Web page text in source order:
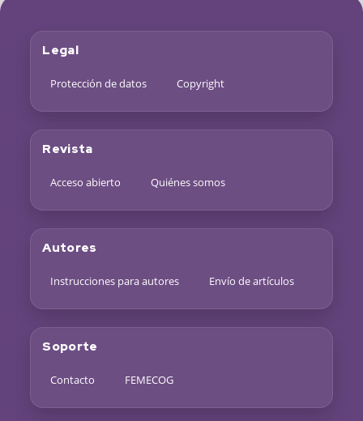
Legal
Protección de datos Copyright
Revista
Acceso abierto Quiénes somos
Autores
Instrucciones para autores Envío de artículos
Soporte
Contacto FEMECOG